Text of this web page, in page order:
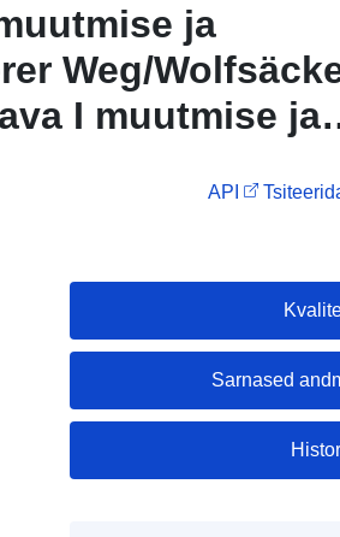
ja
Weg/
I muutmise ja
API
Sarnased